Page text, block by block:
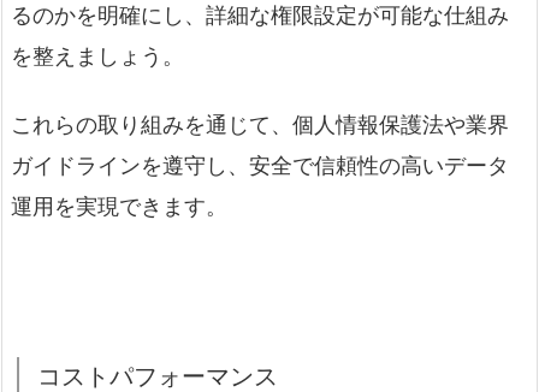
るのかを明確にし、詳細な権限設定が可能な仕組み
を整えましょう。
これらの取り組みを通じて、個人情報保護法や業界
ガイドラインを遵守し、安全で信頼性の高いデータ
運用を実現できます。
コストパフォーマンス